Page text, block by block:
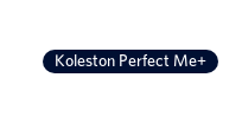
Koleston Perfect Me+